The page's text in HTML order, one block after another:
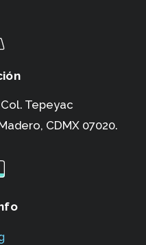
Tepeyac
CDMX 07020.